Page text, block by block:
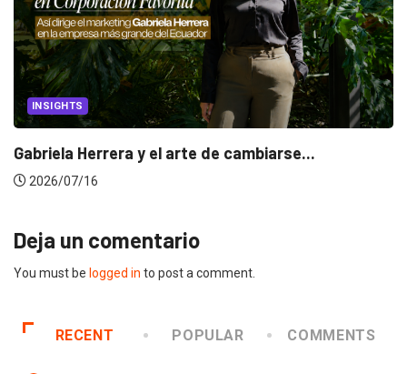
INSIGHTS
Gabriela Herrera y el arte de cambiarse...
2026/07/16
Deja un comentario
You must be logged in to post a comment.
RECENT POPULAR COMMENTS